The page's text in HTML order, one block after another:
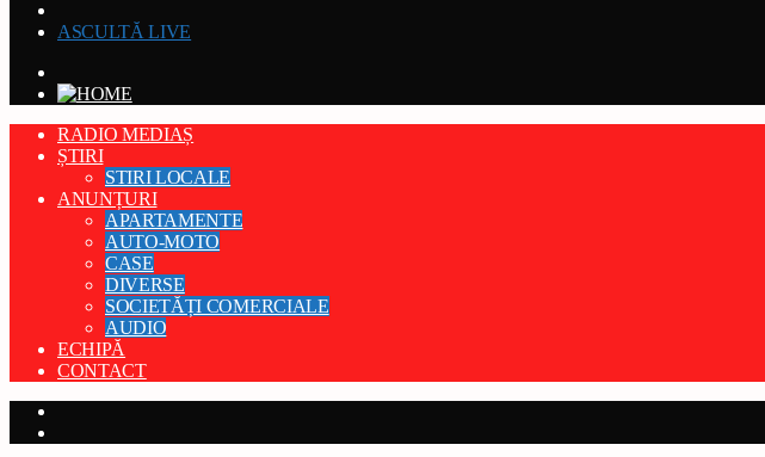
ASCULTĂ LIVE
RADIO MEDIAȘ
ȘTIRI
STIRI LOCALE
ANUNȚURI
APARTAMENTE
AUTO-MOTO
CASE
DIVERSE
SOCIETĂȚI COMERCIALE
AUDIO
ECHIPĂ
CONTACT